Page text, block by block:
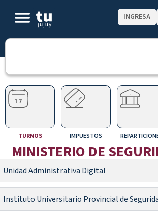
INGRESA
TURNOS IMPUESTOS
MINISTERIO DE
Unidad Administrativa Digital
Instituto Universitario Provincial de